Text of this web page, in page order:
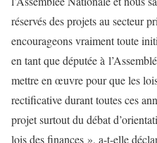
réservés des projets au secteur
encourageons vraiment toute
en tant que députée à
mettre en œuvre pour que les
rectificative durant toutes ces
projet surtout du débat
lois des finances », a-t-elle